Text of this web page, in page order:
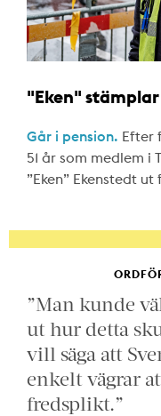
"Eken"
Går i pension. Efter
51 år som medlem i
”Eken” Ekenstedt
”Man kunde
ut hur detta
vill säga att
enkelt vägrar
fredsplikt.”